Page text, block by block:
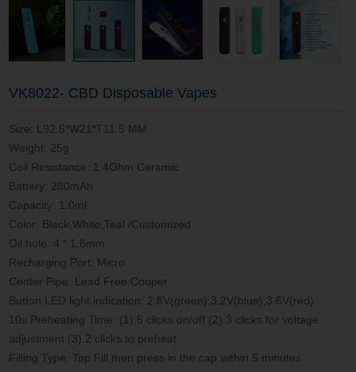
VK8022- CBD Disposable Vapes
Size: L92.5*W21*T11.5 MM
Weight: 25g
Coil Resistance: 1.4Ohm Ceramic
Battery: 280mAh
Capacity: 1.0ml
Color: Black,White,Teal /Customized
Oil hole: 4 * 1.6mm
Recharging Port: Micro
Center Pipe: Lead Free Cooper
Button LED light indication: 2.8V(green);3.2V(blue);3.6V(red)
10s Preheating Time: (1).5 clicks on/off (2).3 clicks for voltage
adjustment (3).2 clicks to preheat
Filling Type: Top Fill,then press in the cap within 5 minutes.